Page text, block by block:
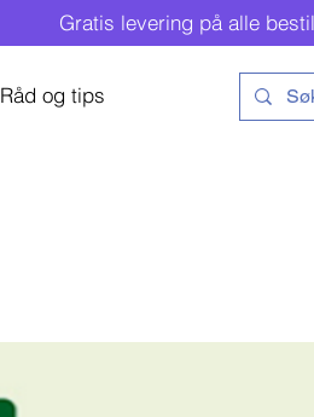
Gratis levering på alle
Råd og tips